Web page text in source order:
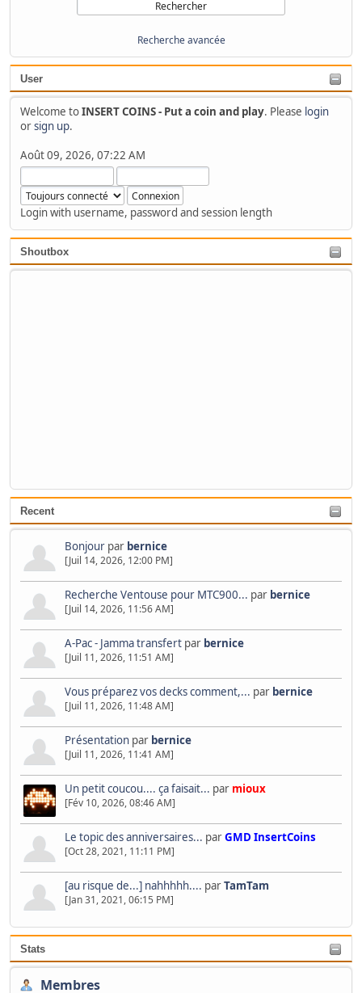
Recherche avancée
User
Welcome toINSERT COINS - Put a coin and play. Please login
orsign up.
Août 09, 2026, 07:22 AM
Login with username, password and session length
Shoutbox
Recent
Bonjour par bernice
[Juil 14, 2026, 12:00 PM]
Recherche Ventouse pour MTC900... par bernice
[Juil 14, 2026, 11:56 AM]
A-Pac - Jamma transfert par bernice
[Juil 11, 2026, 11:51 AM]
Vous préparez vos decks comment,... par bernice
[Juil 11, 2026, 11:48 AM]
Présentation par bernice
[Juil 11, 2026, 11:41 AM]
Un petit coucou.... ça faisait... par mioux
[Fév 10, 2026, 08:46 AM]
Le topic des anniversaires... parGMD InsertCoins
[Oct 28, 2021, 11:11 PM]
[au risque de...] nahhhhh.... parTamTam
[Jan 31, 2021, 06:15 PM]
Stats
Membres